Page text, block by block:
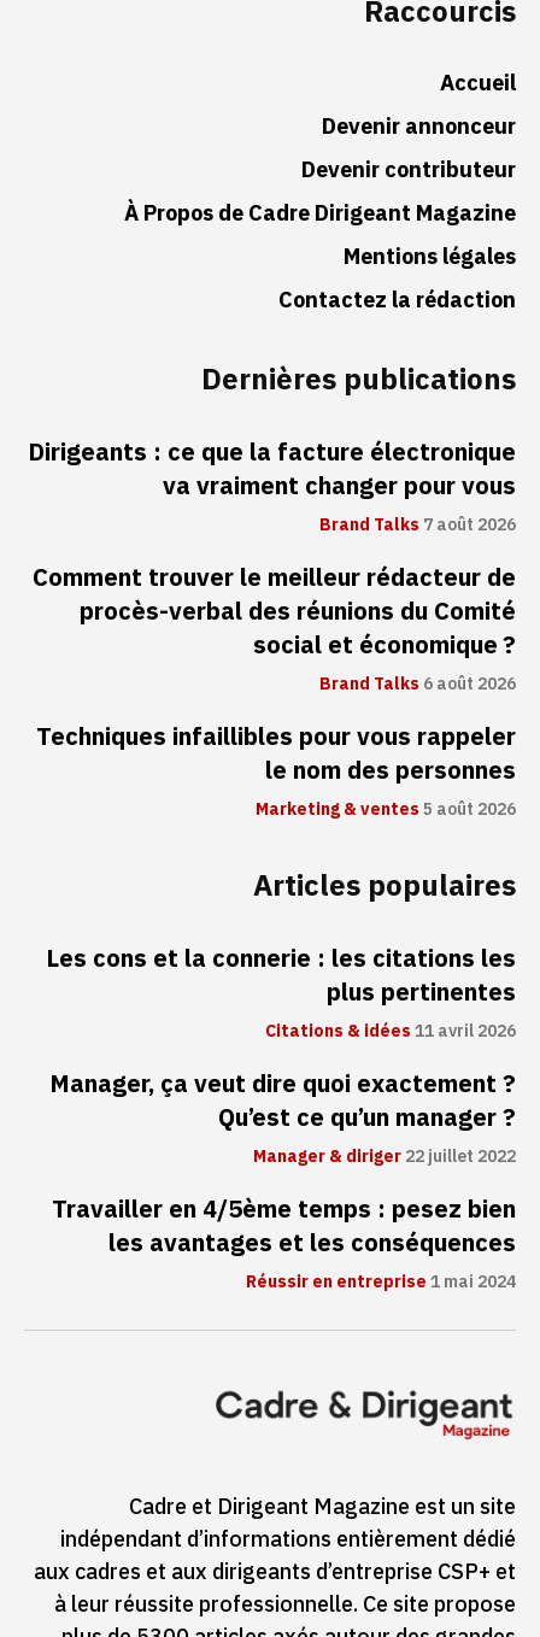
Raccourcis
Accueil
Devenir annonceur
Devenir contributeur
À Propos de Cadre Dirigeant Magazine
Mentions légales
Contactez la rédaction
Dernières publications
Dirigeants : ce que la facture électronique
va vraiment changer pour vous
Brand Talks7 août 2026
Comment trouver le meilleur rédacteur de
procès-verbal des réunions du Comité
social et économique ?
Brand Talks6 août 2026
Techniques infaillibles pour vous rappeler
le nom des personnes
Marketing & ventes5 août 2026
Articles populaires
Les cons et la connerie : les citations les
plus pertinentes
Citations & idées11 avril 2026
Manager, ça veut dire quoi exactement ?
Qu’est ce qu’un manager ?
Manager & diriger22 juillet 2022
Travailler en 4/5ème temps : pesez bien
les avantages et les conséquences
Réussir en entreprise1 mai 2024
Cadre et Dirigeant Magazine est un site
indépendant d’informations entièrement dédié
aux cadres et aux dirigeants d’entreprise CSP+ et
à leur réussite professionnelle. Ce site propose